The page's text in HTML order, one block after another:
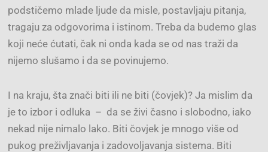
podstičemo mlade ljude da misle, postavljaju pitanja,
tragaju za odgovorima i istinom. Treba da budemo glas
koji neće ćutati, čak ni onda kada se od nas traži da
nijemo slušamo i da se povinujemo.
I na kraju, šta znači biti ili ne biti (čovjek)? Ja mislim da
je to izbor i odluka – da se živi časno i slobodno, iako
nekad nije nimalo lako. Biti čovjek je mnogo više od
pukog preživljavanja i zadovoljavanja sistema. Biti